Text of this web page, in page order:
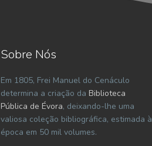
Sobre Nós
Em 1805, Frei Manuel do Cenáculo
determina a criação da Biblioteca
Pública de Évora, deixando-lhe uma
valiosa coleção bibliográfica, estimada à
época em 50 mil volumes.